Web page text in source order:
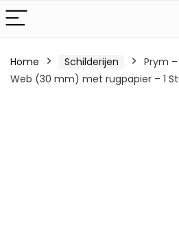
Home Schilderijen
Prym
Web (30 mm) met rugpapier – 1